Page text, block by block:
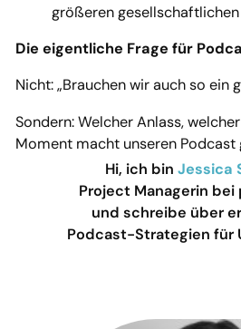
größeren
Die eigentliche Frage für
Nicht: „Brauchen wir auch so ein
Sondern: Welcher Anlass,
Moment macht unseren Podcast
Hi, ich bin Jessica
Project Managerin
und schreibe über
Podcast-Strategien für